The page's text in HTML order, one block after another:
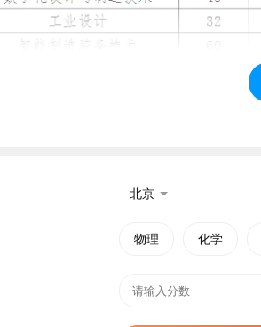
北京
物理 化学